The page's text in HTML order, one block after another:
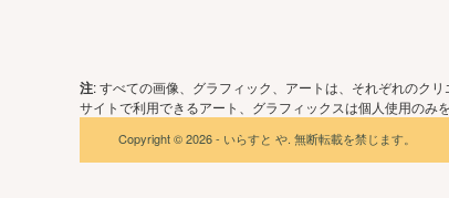
注: すべての画像、グラフィック、アートは、それぞれのク
サイトで利用できるアート、グラフィックスは個人使用のみ
Copyright © 2026 - いらすと や. 無断転載を禁じます。